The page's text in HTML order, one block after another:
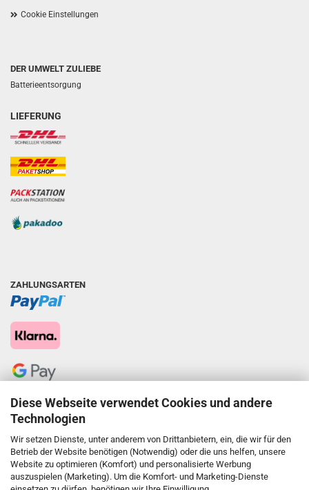
Diese Webseite verwendet Cookies und andere
Technologien
Wir setzen Dienste, unter anderem von Drittanbietern, ein, die wir für den
Betrieb der Website benötigen (Notwendig) oder die uns helfen, unsere
Website zu optimieren (Komfort) und personalisierte Werbung
auszuspielen (Marketing). Um die Komfort- und Marketing-Dienste
Cookie Einstellungen
DER UMWELT ZULIEBE
Batterieentsorgung
LIEFERUNG
ZAHLUNGSARTEN